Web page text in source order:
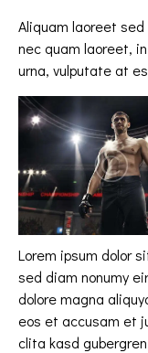
Aliquam laoreet
nec quam laoreet,
urna, vulputate at
Lorem ipsum dolor
sed diam nonumy
dolore magna
eos et accusam et
clita kasd